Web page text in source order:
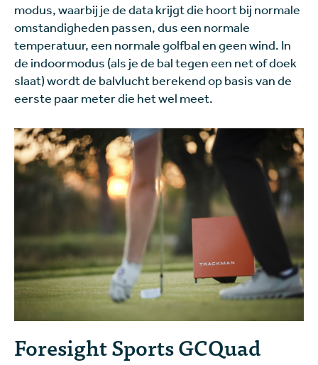
modus, waarbij je de data krijgt die hoort bij normale
omstandigheden passen, dus een normale
temperatuur, een normale golfbal en geen wind. In
de indoormodus (als je de bal tegen een net of doek
slaat) wordt de balvlucht berekend op basis van de
eerste paar meter die het wel meet.
Foresight Sports GCQuad